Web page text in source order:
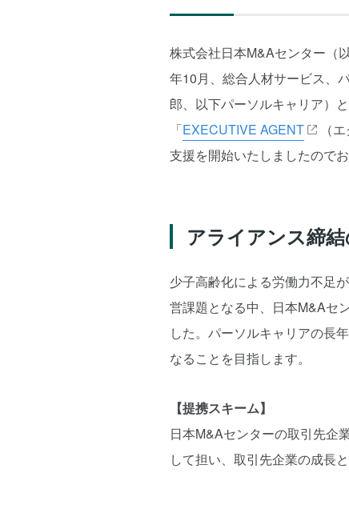
株式会社日本M&Aセンター（
年10月、総合人材サービス、
郎、以下パーソルキャリア）
「EXECUTIVE AGENT （
支援を開始いたしましたので
アライアンス締
少子高齢化による労働力不足
営課題となる中、日本M&Aセ
した。パーソルキャリアの長
なることを目指します。
【提携スキーム】
日本M&Aセンターの取引先企
して担い、取引先企業の成長